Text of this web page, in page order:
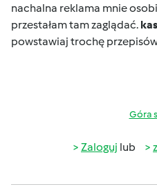
nachalna reklama mnie
przestałam tam zaglądać.
powstawiaj trochę
Góra
Zaloguj lub